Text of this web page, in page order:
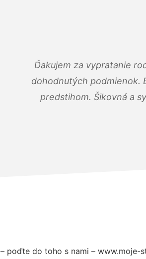
Ďakujem za vypratanie
dohodnutých podmienok.
predstihom. Šikovná a
– poďte do toho s nami – www.moje-